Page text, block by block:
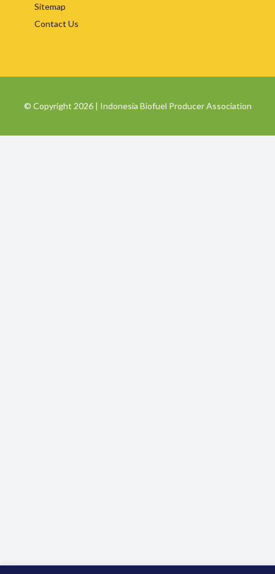
Sitemap
Contact Us
© Copyright 2026 | Indonesia Biofuel Producer Association